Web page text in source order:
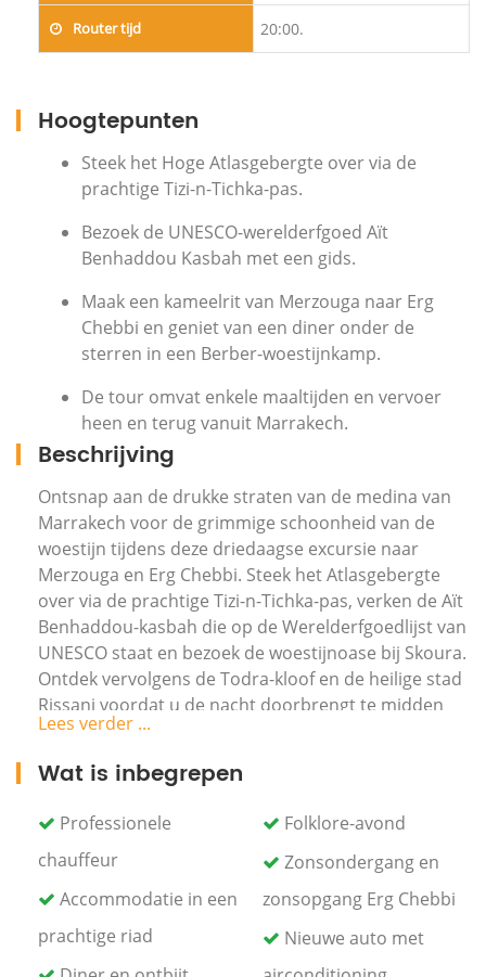
Router tijd 20:00.
Hoogtepunten
Steek het Hoge Atlasgebergte over via de
prachtige Tizi-n-Tichka-pas.
Bezoek de UNESCO-werelderfgoed Aït
Benhaddou Kasbah met een gids.
Maak een kameelrit van Merzouga naar Erg
Chebbi en geniet van een diner onder de
sterren in een Berber-woestijnkamp.
De tour omvat enkele maaltijden en vervoer
heen en terug vanuit Marrakech.
Beschrijving
Ontsnap aan de drukke straten van de medina van
Marrakech voor de grimmige schoonheid van de
woestijn tijdens deze driedaagse excursie naar
Merzouga en Erg Chebbi. Steek het Atlasgebergte
over via de prachtige Tizi-n-Tichka-pas, verken de Aït
Benhaddou-kasbah die op de Werelderfgoedlijst van
UNESCO staat en bezoek de woestijnoase bij Skoura.
Ontdek vervolgens de Todra-kloof en de heilige stad
Rissani voordat u de nacht doorbrengt te midden
van de grimmige schoonheid van de Sahara-
omvat ook een chauffeur (die ook als gids fungeert),
kameeltocht, maaltijden volgens het reisschema,
vervoer heen en terug met airconditioning van jouw
hotel.
Dag 1: Marrakech – Atlas Bergen – Kasbah Ait Ben Hadou
Lees verder ...
Wat is inbegrepen
Professionele
chauffeur
Accommodatie in een
prachtige riad
Folklore-avond
Zonsondergang en
zonsopgang Erg Chebbi
Nieuwe auto met